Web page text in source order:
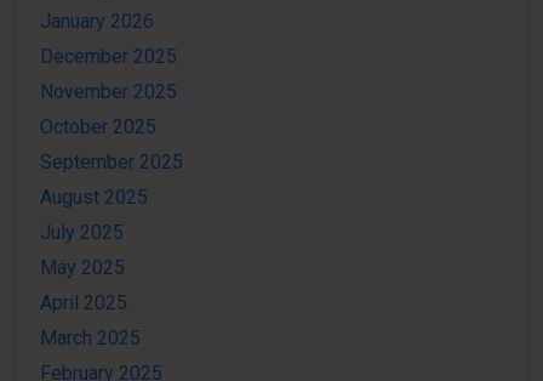
January 2026
December 2025
November 2025
October 2025
September 2025
August 2025
July 2025
May 2025
April 2025
March 2025
February 2025